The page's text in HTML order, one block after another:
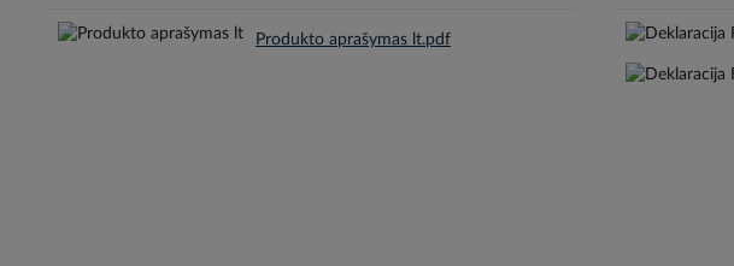
Produkto aprašymas lt.pdf